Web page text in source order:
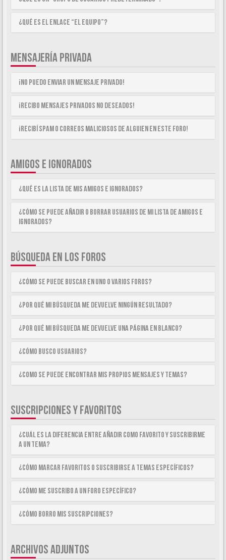
¿Qué es el enlace “El equipo”?
MENSAJERÍA PRIVADA
¡No puedo enviar un mensaje privado!
¡Recibo mensajes privados no deseados!
¡Recibí spam o correos maliciosos de alguien en este foro!
AMIGOS E IGNORADOS
¿Qué es la lista de Mis Amigos e Ignorados?
¿Cómo se puede añadir o borrar usuarios de mi lista de Amigos e
Ignorados?
BÚSQUEDA EN LOS FOROS
¿Cómo se puede buscar en uno o varios foros?
¿Por qué mi búsqueda me devuelve ningún resultado?
¿Por qué mi búsqueda me devuelve una página en blanco?
¿Cómo busco usuarios?
¿Como se puede encontrar mis propios mensajes y temas?
SUSCRIPCIONES Y FAVORITOS
¿Cuál es la diferencia entre añadir como Favorito y suscribirme
a un tema?
¿Cómo marcar Favoritos o suscribirse a temas específicos?
¿Cómo me suscribo a un foro específico?
¿Cómo borro mis suscripciones?
ARCHIVOS ADJUNTOS